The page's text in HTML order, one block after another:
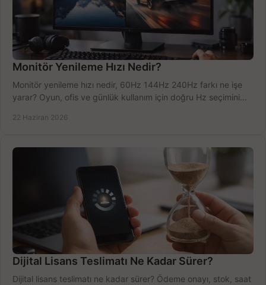
Monitör Yenileme Hızı Nedir?
Monitör yenileme hızı nedir, 60Hz 144Hz 240Hz farkı ne işe
yarar? Oyun, ofis ve günlük kullanım için doğru Hz seçimini
22 Haziran 2026
Dijital Lisans Teslimatı Ne Kadar Sürer?
Dijital lisans teslimatı ne kadar sürer? Ödeme onayı, stok, saat